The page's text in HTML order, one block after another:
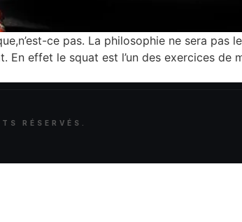
ce pas. La philosophie ne sera pas
En effet le squat est l’un des exercices de
RÉSERVÉS.